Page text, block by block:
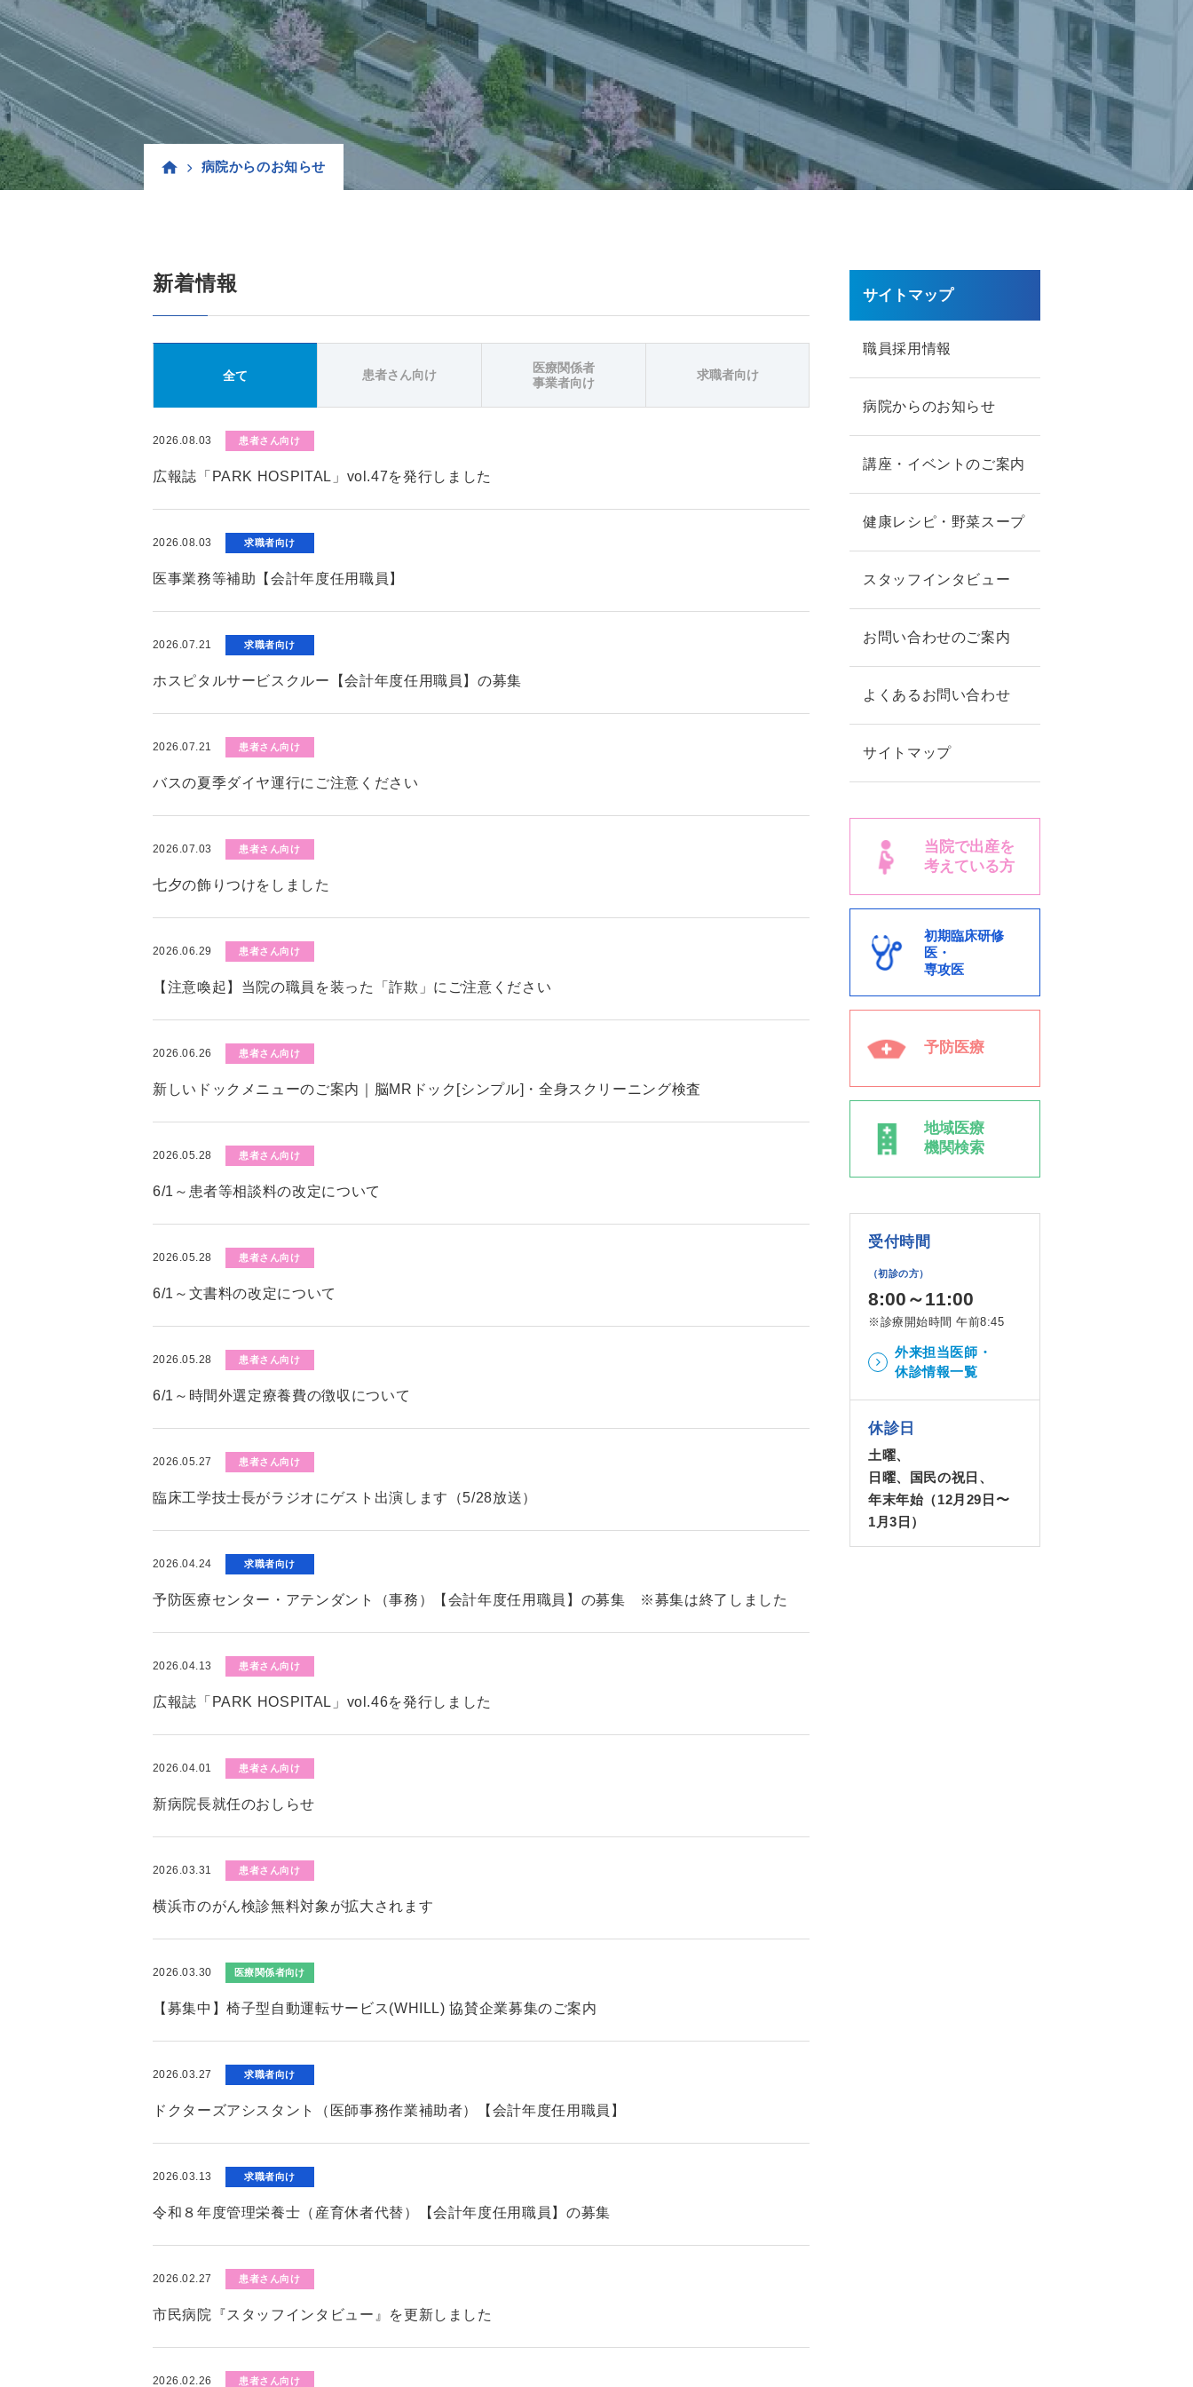
病院からのお知らせ
新着情報
全て 患者さん向け
医療関係者
事業者向け
求職者向け
2026.08.03 患者さん向け
広報誌「PARK HOSPITAL」vol.47を発行しました
2026.08.03 求職者向け
医事業務等補助【会計年度任用職員】
2026.07.21 求職者向け
ホスピタルサービスクルー【会計年度任用職員】の募集
2026.07.21 患者さん向け
バスの夏季ダイヤ運行にご注意ください
2026.07.03 患者さん向け
七夕の飾りつけをしました
2026.06.29 患者さん向け
【注意喚起】当院の職員を装った「詐欺」にご注意ください
2026.06.26 患者さん向け
新しいドックメニューのご案内｜脳MRドック[シンプル]・全身スクリーニング検査
2026.05.28 患者さん向け
6/1～患者等相談料の改定について
2026.05.28 患者さん向け
6/1～文書料の改定について
2026.05.28 患者さん向け
6/1～時間外選定療養費の徴収について
2026.05.27 患者さん向け
臨床工学技士長がラジオにゲスト出演します（5/28放送）
2026.04.24 求職者向け
予防医療センター・アテンダント（事務）【会計年度任用職員】の募集 ※募集は終了しました
2026.04.13 患者さん向け
広報誌「PARK HOSPITAL」vol.46を発行しました
2026.04.01 患者さん向け
新病院長就任のおしらせ
2026.03.31 患者さん向け
横浜市のがん検診無料対象が拡大されます
2026.03.30 医療関係者向け
【募集中】椅子型自動運転サービス(WHILL) 協賛企業募集のご案内
2026.03.27 求職者向け
ドクターズアシスタント（医師事務作業補助者）【会計年度任用職員】
2026.03.13 求職者向け
令和８年度管理栄養士（産育休者代替）【会計年度任用職員】の募集
2026.02.27 患者さん向け
市民病院『スタッフインタビュー』を更新しました
2026.02.26 患者さん向け
サイトマップ
職員採用情報
病院からのお知らせ
講座・イベントのご案内
健康レシピ・野菜スープ
スタッフインタビュー
お問い合わせのご案内
よくあるお問い合わせ
サイトマップ
当院で出産を
考えている方
初期臨床研修
医・
専攻医
予防医療
地域医療
機関検索
受付時間
（初診の方）
8:00～11:00
※診療開始時間 午前8:45
外来担当医師・
休診情報一覧
休診日
土曜、
日曜、国民の祝日、
年末年始（12月29日〜
1月3日）